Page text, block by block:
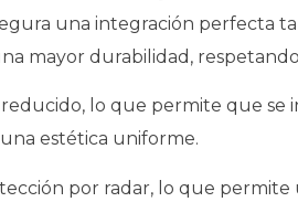
una integración perfecta
mayor durabilidad,
lo que permite que
estética uniforme.
por radar, lo que